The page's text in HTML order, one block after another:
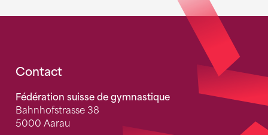
Fusszeile
Contact
Fédération suisse de gymnastique
Bahnhofstrasse 38
5000 Aarau